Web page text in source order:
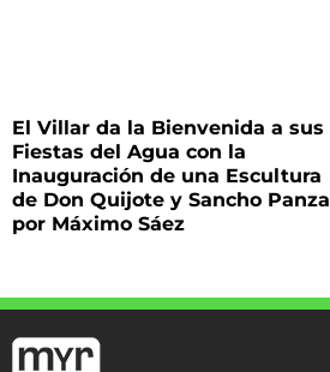
El Villar da la Bienvenida a sus
Fiestas del Agua con la
Inauguración de una Escultura
de Don Quijote y Sancho Panza
por Máximo Sáez